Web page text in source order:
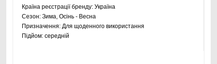
Країна реєстрації бренду:Україна
Сезон:Зима, Осінь - Весна
Призначення:Для щоденного використання
Підйом:середній